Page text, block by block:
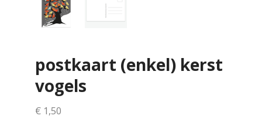
postkaart (enkel) kerst
vogels
€ 1,50